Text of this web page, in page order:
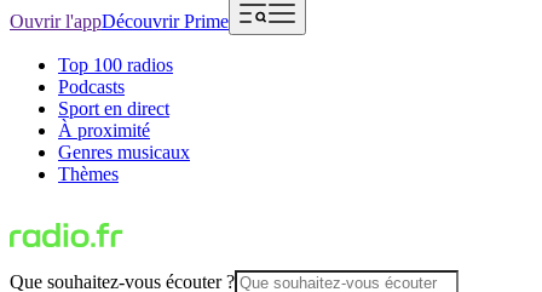
Ouvrir l'appDécouvrir Prime
Top 100 radios
Podcasts
Sport en direct
À proximité
Genres musicaux
Thèmes
Que souhaitez-vous écouter ?